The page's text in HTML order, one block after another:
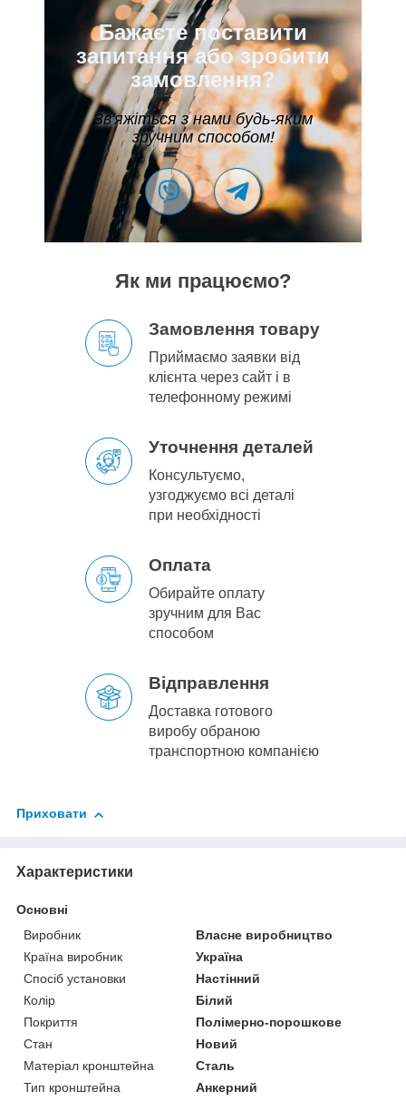
Бажаєте поставити
запитання або зробити
замовлення?
Зв'яжіться з нами будь-яким
зручним способом!
Як ми працюємо?
Замовлення товару
Приймаємо заявки від
клієнта через сайт і в
телефонному режимі
Уточнення деталей
Консультуємо,
узгоджуємо всі деталі
при необхідності
Оплата
Обирайте оплату
зручним для Вас
способом
Відправлення
Доставка готового
виробу обраною
транспортною компанією
Приховати
Характеристики
Основні
Виробник
Власне виробництво
Країна виробник
Україна
Спосіб установки
Настінний
Колір
Білий
Покриття
Полімерно-порошкове
Стан
Новий
Матеріал кронштейна
Сталь
Тип кронштейна
Анкерний